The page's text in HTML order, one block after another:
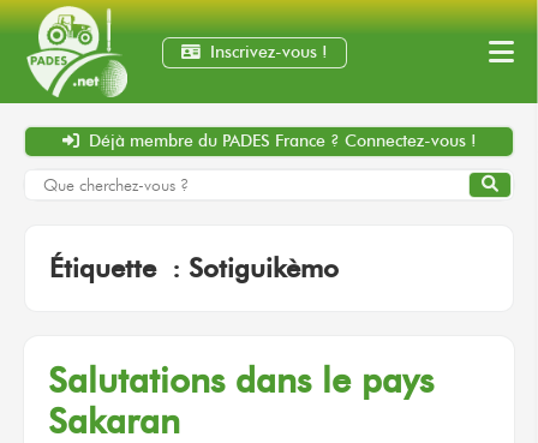
Inscrivez-vous !
Déjà membre du PADES France ? Connectez-vous !
Étiquette : Sotiguikèmo
Salutations dans le pays
Sakaran